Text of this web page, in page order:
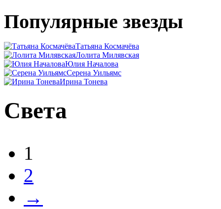
Популярные звезды
Татьяна Космачёва
Лолита Милявская
Юлия Началова
Серена Уильямс
Ирина Тонева
Света
1
2
→